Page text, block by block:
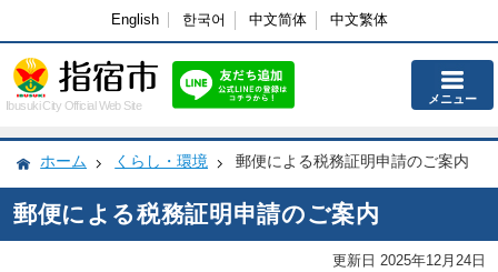
English 한국어 中文简体 中文繁体
Ibusuki City Official Web Site メニュー
ホーム くらし・環境 郵便による税務証明申請のご案内
郵便による税務証明申請のご案内
更新日 2025年12月24日